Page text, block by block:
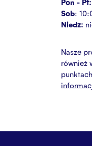
Sob:
Niedz:
Nasze
również